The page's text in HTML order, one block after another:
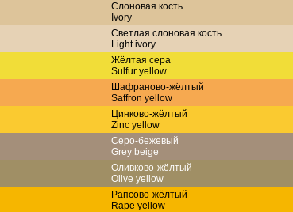
Слоновая кость
Ivory
Светлая слоновая кость
Light ivory
Жёлтая сера
Sulfur yellow
Шафраново-жёлтый
Saffron yellow
Цинково-жёлтый
Zinc yellow
Серо-бежевый
Grey beige
Оливково-жёлтый
Olive yellow
Рапсово-жёлтый
Rape yellow